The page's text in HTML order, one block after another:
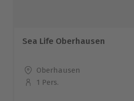
Sea Life Oberhausen
Standort
Oberhausen
Anzahl der Teilnehmer
1 Pers.